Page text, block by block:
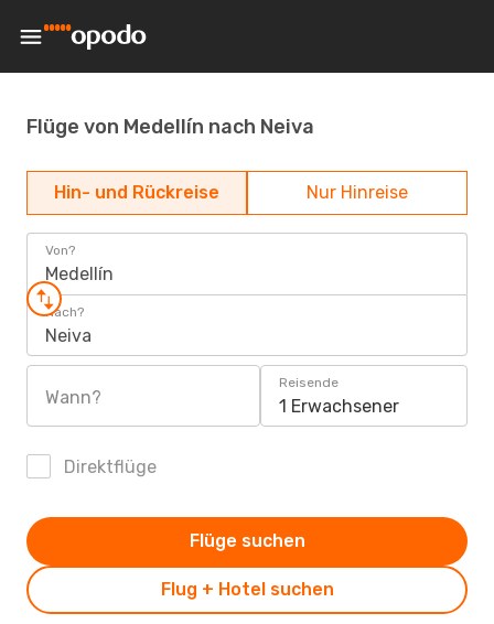
Flüge von Medellín nach Neiva
Hin- und Rückreise Nur Hinreise
Von?
Medellín
Nach?
Neiva
Wann?
Reisende
1 Erwachsener
Direktflüge
Flug + Hotel suchen
Flüge suchen